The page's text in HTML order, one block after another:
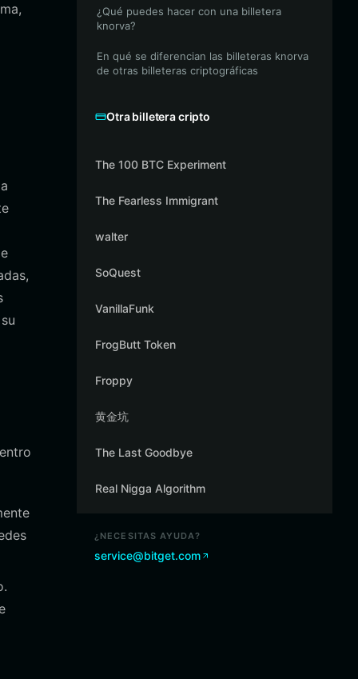
¿Qué puedes hacer con una billetera
knorva?
En qué se diferencian las billeteras knorva
de otras billeteras criptográficas
Otra billetera cripto
The 100 BTC Experiment
The Fearless Immigrant
walter
SoQuest
VanillaFunk
FrogButt Token
Froppy
黄金坑
The Last Goodbye
Real Nigga Algorithm
¿NECESITAS AYUDA?
service@bitget.com